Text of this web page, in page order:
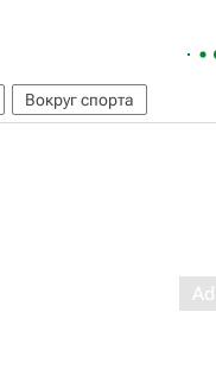
Вокруг спорта